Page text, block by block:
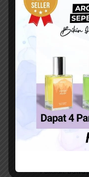
jangan terlalu
kartu debit
Notifikasi
perjalananmu
Kemas
Bawa barang
yang berlebih saat
adalah produk atau
saat, jika bukan
membelinya saat
beberapa produk
persiapkan terlebih
Pakaian: Bawa